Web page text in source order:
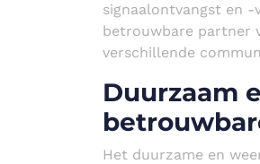
signaalontvangst en -
betrouwbare partner
verschillende
Duurzaam
Het duurzame en